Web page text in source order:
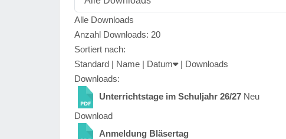
Alle Downloads
Anzahl Downloads: 20
Sortiert nach:
Standard | Name | Datum | Downloads
Downloads:
Unterrichtstage im Schuljahr 26/27 Neu
Download
Anmeldung Bläsertag